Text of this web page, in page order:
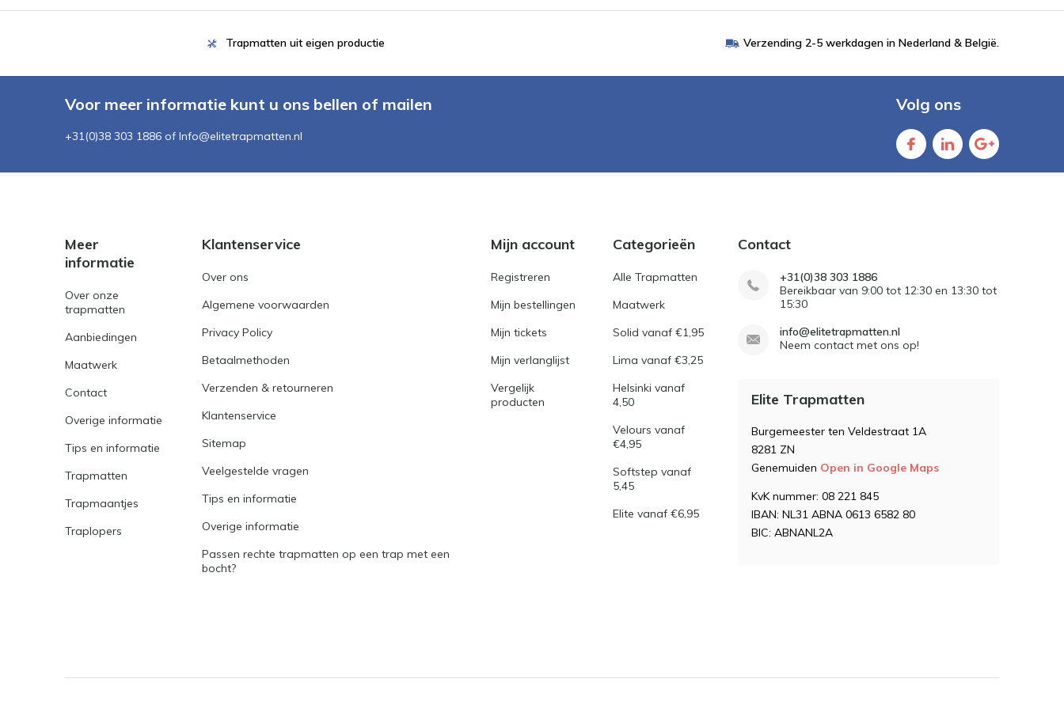
Trapmatten uit eigen productie Verzending 2-5 werkdagen in Nederland & België.
Voor meer informatie kunt u ons bellen of mailen
+31(0)38 303 1886 of Info@elitetrapmatten.nl
Volg ons
Meer
informatie
Over onze
trapmatten
Aanbiedingen
Maatwerk
Contact
Overige informatie
Tips en informatie
Trapmatten
Trapmaantjes
Traplopers
Klantenservice
Over ons
Algemene voorwaarden
Privacy Policy
Betaalmethoden
Verzenden & retourneren
Klantenservice
Sitemap
Veelgestelde vragen
Tips en informatie
Overige informatie
Passen rechte trapmatten op een trap met een
bocht?
Mijn account
Registreren
Mijn bestellingen
Mijn tickets
Mijn verlanglijst
Vergelijk
producten
Categorieën
Alle Trapmatten
Maatwerk
Solid vanaf €1,95
Lima vanaf €3,25
Helsinki vanaf
4,50
Velours vanaf
€4,95
Softstep vanaf
5,45
Elite vanaf €6,95
Contact
+31(0)38 303 1886
Bereikbaar van 9:00 tot 12:30 en 13:30 tot
15:30
info@elitetrapmatten.nl
Neem contact met ons op!
Elite Trapmatten
Burgemeester ten Veldestraat 1A
8281 ZN
Genemuiden Open in Google Maps
KvK nummer: 08 221 845
IBAN: NL31 ABNA 0613 6582 80
BIC: ABNANL2A